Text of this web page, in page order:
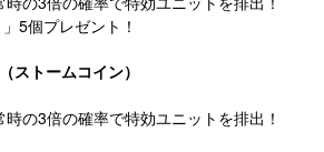
5個プレゼント！
ストームコイン）
の3倍の確率で特効ユニットを排出！